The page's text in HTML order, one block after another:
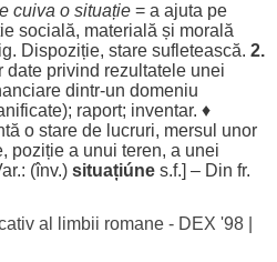
cuiva o situație= a ajuta pe
socială, materială și morală
Dispoziție, stare sufletească. 2.
date privind rezultateleunei
dintr-un domeniu
); raport; inventar. ♦
o starede lucruri, mersul unor
, pozițiea unui teren, a unei
(înv.) situațiúnes.f.] – Din fr.
al limbii romane - DEX '98|